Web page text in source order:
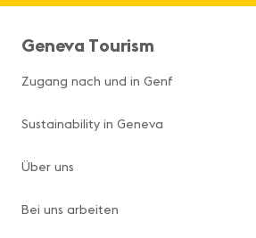
Geneva Tourism
Zugang nach und in Genf
Sustainability in Geneva
Über uns
Bei uns arbeiten